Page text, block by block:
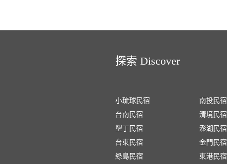
探索 Discover
小琉球民宿
台南民宿
墾丁民宿
台東民宿
綠島民宿
南投民宿
清境民宿
澎湖民宿
金門民宿
東港民宿